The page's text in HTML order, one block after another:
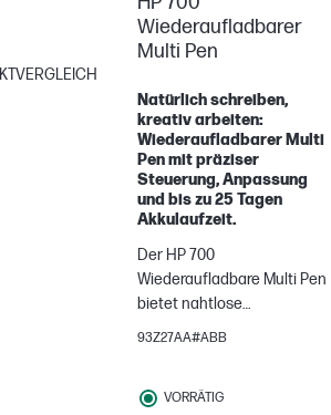
Weiter zum Vergleichen
Wiederaufladbarer
Multi Pen
Natürlich schreiben,
kreativ arbeiten:
Wiederaufladbarer Multi
Pen mit präziser
Steuerung, Anpassung
und bis zu 25 Tagen
Akkulaufzeit.
Der HP 700
Wiederaufladbare Multi Pen
bietet nahtlose
Kompatibilität zwischen
Natürliches Arbeiten mit
93Z27AA#ABB
VORRÄTIG